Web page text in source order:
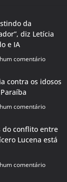
da
diz Letícia
e IA
comentário
contra os idosos
comentário
do conflito entre
Lucena está
comentário